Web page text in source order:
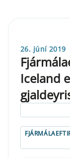
26. júní 2019
Iceland